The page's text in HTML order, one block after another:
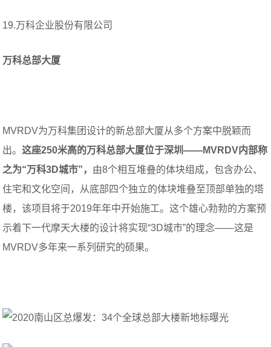
19.万科企业股份有限公司
万科总部大厦
MVRDV为万科集团设计的新总部大厦从多个方案中脱颖而
出。这座250米高的万科总部大厦位于深圳——MVRDV内部称
之为“万科3D城市”， 由8个相互堆叠的体块组成，包含办公、
住宅和文化空间，从底部四个独立的体块堆叠至顶部单独的塔
楼，该项目将于2019年年中开始施工。这个雄心勃勃的方案预
示着下一代摩天大楼的设计将实现“3D城市”的理念——这是
MVRDV多年来一系列研究的硕果。